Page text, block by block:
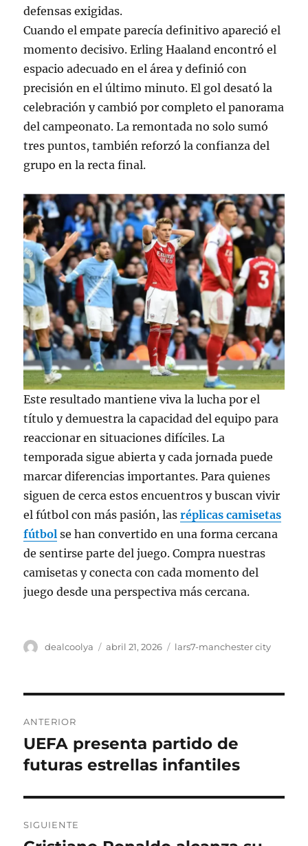
defensas exigidas.
Cuando el empate parecía definitivo apareció el
momento decisivo. Erling Haaland encontró el
espacio adecuado en el área y definió con
precisión en el último minuto. El gol desató la
celebración y cambió por completo el panorama
del campeonato. La remontada no solo sumó
tres puntos, también reforzó la confianza del
grupo en la recta final.
Este resultado mantiene viva la lucha por el
título y demuestra la capacidad del equipo para
reaccionar en situaciones difíciles. La
temporada sigue abierta y cada jornada puede
marcar diferencias importantes. Para quienes
siguen de cerca estos encuentros y buscan vivir
el fútbol con más pasión, lasréplicas camisetas
fútbol se han convertido en una forma cercana
de sentirse parte del juego. Compra nuestras
camisetas y conecta con cada momento del
juego desde una perspectiva más cercana.
Autor
dealcoolya
Publicado
abril 21, 2026 Categorías
lars7-manchester city
de
entradas
ANTERIOR
Entrada
anterior:
UEFA presenta partido de
futuras estrellas infantiles
SIGUIENTE